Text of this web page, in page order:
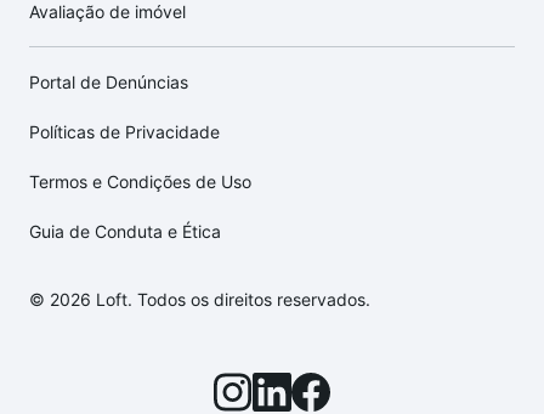
Avaliação de imóvel
Portal de Denúncias
Políticas de Privacidade
Termos e Condições de Uso
Guia de Conduta e Ética
© 2026 Loft. Todos os direitos reservados.